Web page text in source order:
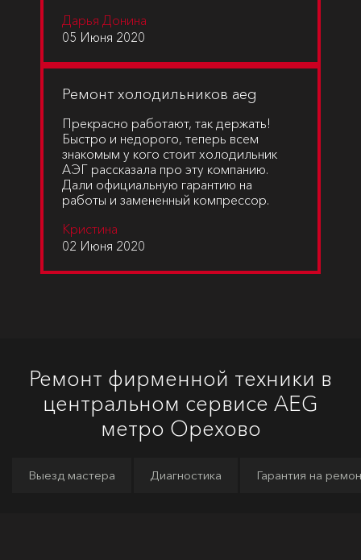
Дарья Донина
05 Июня 2020
Ремонт холодильников aeg
Прекрасно работают, так держать!
Быстро и недорого, теперь всем
знакомым у кого стоит холодильник
АЭГ рассказала про эту компанию.
Дали официальную гарантию на
работы и замененный компрессор.
Кристина
02 Июня 2020
Ремонт фирменной техники в
центральном сервисе AEG
метро Орехово
Выезд мастера Диагностика Гарантия на